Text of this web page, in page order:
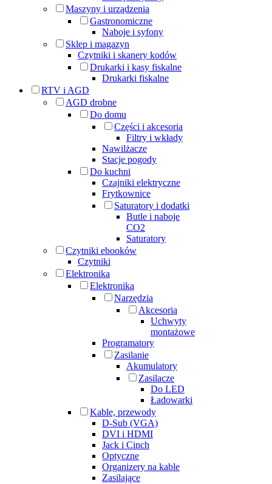
Maszyny i urządzenia
Gastronomiczne
Naboje i syfony
Sklep i magazyn
Czytniki i skanery kodów
Drukarki i kasy fiskalne
Drukarki fiskalne
RTV i AGD
AGD drobne
Do domu
Części i akcesoria
Filtry i wkłady
Nawilżacze
Stacje pogody
Do kuchni
Czajniki elektryczne
Frytkownice
Saturatory i dodatki
Butle i naboje
CO2
Saturatory
Czytniki ebooków
Czytniki
Elektronika
Elektronika
Narzędzia
Akcesoria
Uchwyty
montażowe
Programatory
Zasilanie
Akumulatory
Zasilacze
Do LED
Ładowarki
Kable, przewody
D-Sub (VGA)
DVI i HDMI
Jack i Cinch
Optyczne
Organizery na kable
Zasilające